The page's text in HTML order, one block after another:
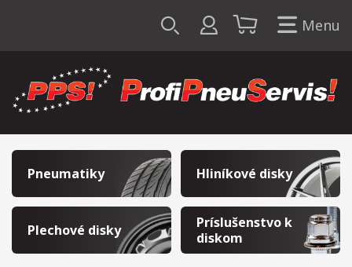
Menu
Pneumatiky Hliníkové disky
Plechové disky
Príslušenstvo k
diskom